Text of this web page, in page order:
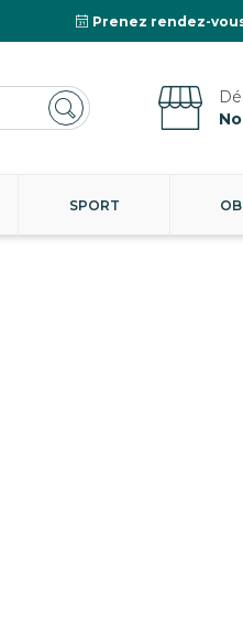
Prenez rendez-
SPORT